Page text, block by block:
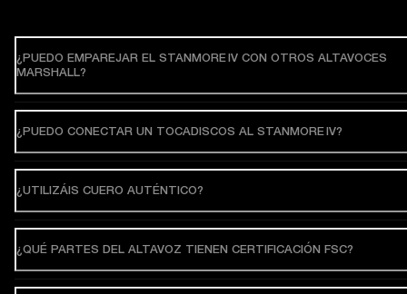
¿PUEDO EMPAREJAR EL STANMORE IV CON OTROS ALTAVOCES
MARSHALL?
¿PUEDO CONECTAR UN TOCADISCOS AL STANMORE IV?
¿UTILIZÁIS CUERO AUTÉNTICO?
¿QUÉ PARTES DEL ALTAVOZ TIENEN CERTIFICACIÓN FSC?